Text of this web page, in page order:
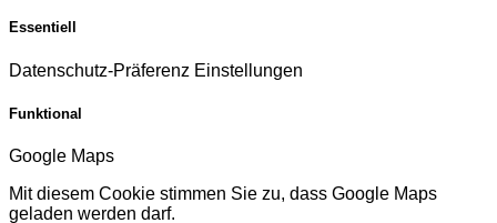
Essentiell
Datenschutz-Präferenz Einstellungen
Funktional
Google Maps
Mit diesem Cookie stimmen Sie zu, dass Google Maps
geladen werden darf.